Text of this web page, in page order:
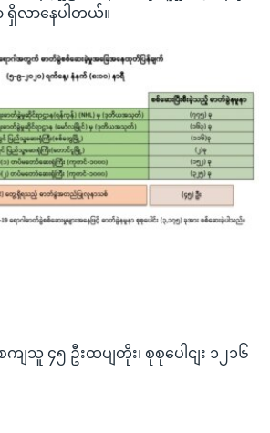
ာ ရှိလာနေပါတယ်။
ျသူ ၄၅ ဦးထပျတိုး၊ စုစုပေါငျး ၁၂၁၆